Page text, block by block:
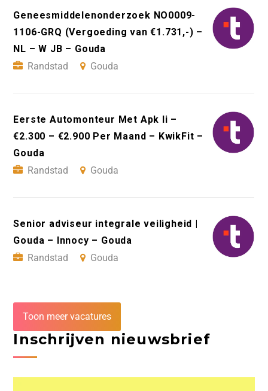
Geneesmiddelenonderzoek NO0009-
1106-GRQ (Vergoeding van €1.731,-) –
NL – W JB – Gouda
Randstad
Gouda
Eerste Automonteur Met Apk Ii –
€2.300 – €2.900 Per Maand – KwikFit –
Gouda
Randstad
Gouda
Senior adviseur integrale veiligheid |
Gouda – Innocy – Gouda
Randstad
Gouda
Toon meer vacatures
Inschrijven nieuwsbrief